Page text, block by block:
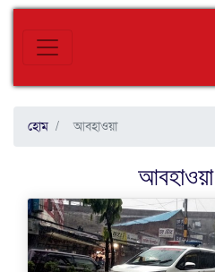
হোম আবহাওয়া
আবহাওয়া